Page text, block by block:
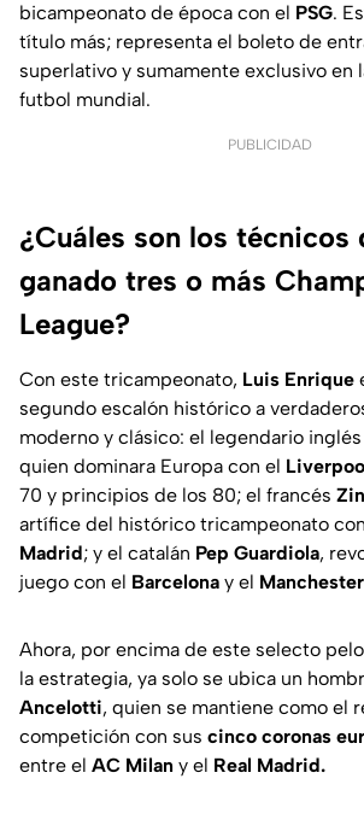
bicampeonato de época con el PSG.
título más; representa el boleto de
superlativo y sumamente exclusivo en
futbol mundial.
PUBLICIDAD
¿Cuáles son los técnicos
ganado tres o más
League?
Con este tricampeonato, Luis Enrique
segundo escalón histórico a
moderno y clásico: el legendario inglés
quien dominara Europa con el
70 y principios de los 80; el francés
artífice del histórico tricampeonato
Madrid; y el catalán Pep Guardiola,
juego con el Barcelona y el
Ahora, por encima de este selecto
la estrategia, ya solo se ubica un
Ancelotti, quien se mantiene como el
competición con sus cinco coronas
entre el AC Milan y el Real Madrid.